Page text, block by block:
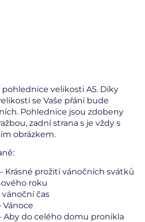
velikosti A5. Díky
se Vaše přání bude
Pohlednice jsou zdobeny
zadní strana s je vždy s
obrázkem.
Krásné prožití vánočních svátků
roku
vánoční čas
Vánoce
Aby do celého domu pronikla